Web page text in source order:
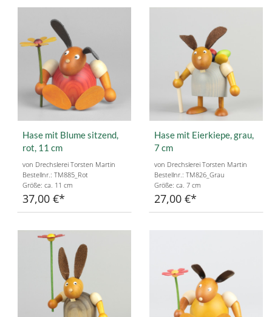
Hase mit Blume sitzend,
rot, 11 cm
von Drechslerei Torsten Martin
Bestellnr.: TM885_Rot
Größe: ca. 11 cm
37,00 €
Hase mit Eierkiepe, grau,
7 cm
von Drechslerei Torsten Martin
Bestellnr.: TM826_Grau
Größe: ca. 7 cm
27,00 €